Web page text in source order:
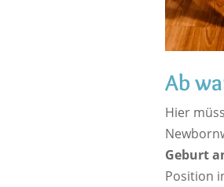
Ab
Hier
Geburt
Position